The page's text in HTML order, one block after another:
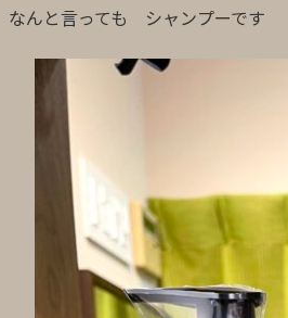
なんと言っても シャンプーです